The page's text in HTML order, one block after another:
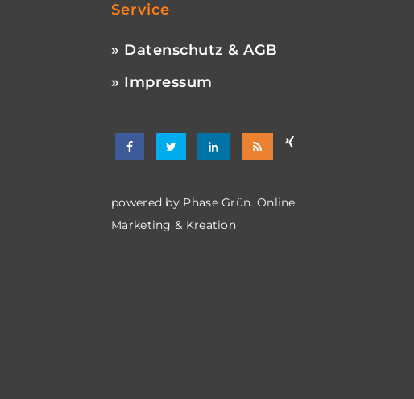
Service
» Datenschutz & AGB
» Impressum
powered by Phase Grün. Online
Marketing & Kreation